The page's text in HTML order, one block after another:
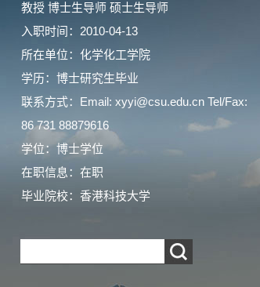
教授 博士生导师 硕士生导师
入职时间：2010-04-13
所在单位：化学化工学院
学历：博士研究生毕业
联系方式：Email: xyyi@csu.edu.cn Tel/Fax:
86 731 88879616
学位：博士学位
在职信息：在职
毕业院校：香港科技大学